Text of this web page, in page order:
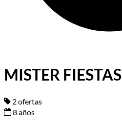
MISTER FIESTAS
2 ofertas
8 años